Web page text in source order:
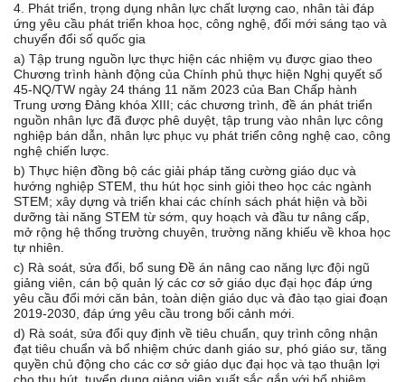
4. Phát triển, trọng dụng nhân lực chất lượng cao, nhân tài đáp
ứng yêu cầu phát triển khoa học, công nghệ, đổi mới sáng tạo và
chuyển đổi số quốc gia
a) Tập trung nguồn lực thực hiện các nhiệm vụ được giao theo
Chương trình hành động của Chính phủ thực hiện Nghị quyết số
45-NQ/TW ngày 24 tháng 11 năm 2023 của Ban Chấp hành
Trung ương Đảng khóa XIII; các chương trình, đề án phát triển
nguồn nhân lực đã được phê duyệt, tập trung vào nhân lực công
nghiệp bán dẫn, nhân lực phục vụ phát triển công nghệ cao, công
nghệ chiến lược.
b) Thực hiện đồng bộ các giải pháp tăng cường giáo dục và
hướng nghiệp STEM, thu hút học sinh giỏi theo học các ngành
STEM; xây dựng và triển khai các chính sách phát hiện và bồi
dưỡng tài năng STEM từ sớm, quy hoạch và đầu tư nâng cấp,
mở rộng hệ thống trường chuyên, trường năng khiếu về khoa học
tự nhiên.
c) Rà soát, sửa đổi, bổ sung Đề án nâng cao năng lực đội ngũ
giảng viên, cán bộ quản lý các cơ sở giáo dục đại học đáp ứng
yêu cầu đổi mới căn bản, toàn diện giáo dục và đào tạo giai đoạn
2019-2030, đáp ứng yêu cầu trong bối cảnh mới.
d) Rà soát, sửa đổi quy định về tiêu chuẩn, quy trình công nhận
đạt tiêu chuẩn và bổ nhiệm chức danh giáo sư, phó giáo sư, tăng
quyền chủ động cho các cơ sở giáo dục đại học và tạo thuận lợi